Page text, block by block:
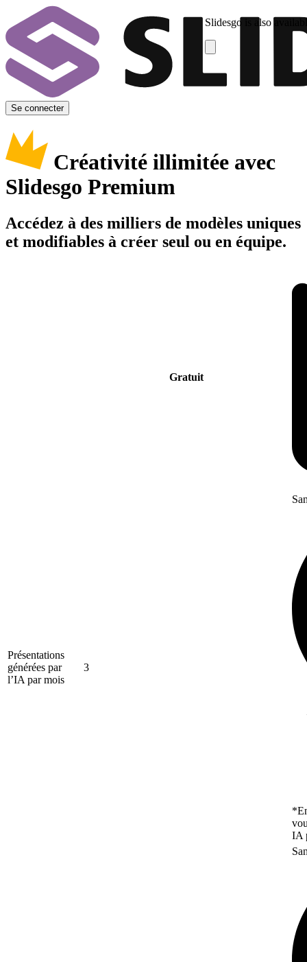
Slidesgo is also
Se connecter
Créativité illimitée avec
Slidesgo Premium
Accédez à des milliers de modèles uniques
et modifiables à créer seul ou en équipe.
Gratuit
Présentations
générées par
l’IA par mois
3
IA